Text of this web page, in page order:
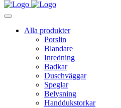
Alla produkter
Porslin
Blandare
Inredning
Badkar
Duschväggar
Speglar
Belysning
Handdukstorkar